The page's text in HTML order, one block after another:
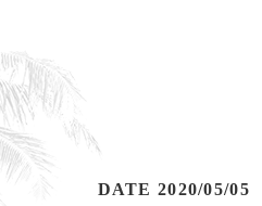
DATE 2020/05/05